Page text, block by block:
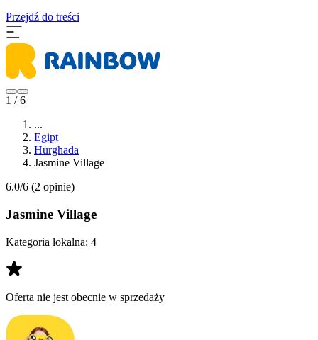
Przejdź do treści
1 / 6
...
Egipt
Hurghada
Jasmine Village
6.0/6 (2 opinie)
Jasmine Village
Kategoria lokalna: 4
Oferta nie jest obecnie w sprzedaży